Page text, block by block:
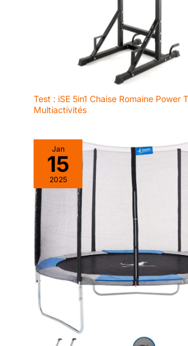
Test : iSE 5in1 Chaise Romaine Power
Multiactivités
Jan
15
2025